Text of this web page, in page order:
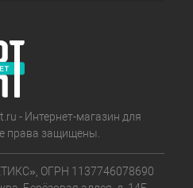
- Интернет-магазин для
права защищены.
ОГРН 1137746078690